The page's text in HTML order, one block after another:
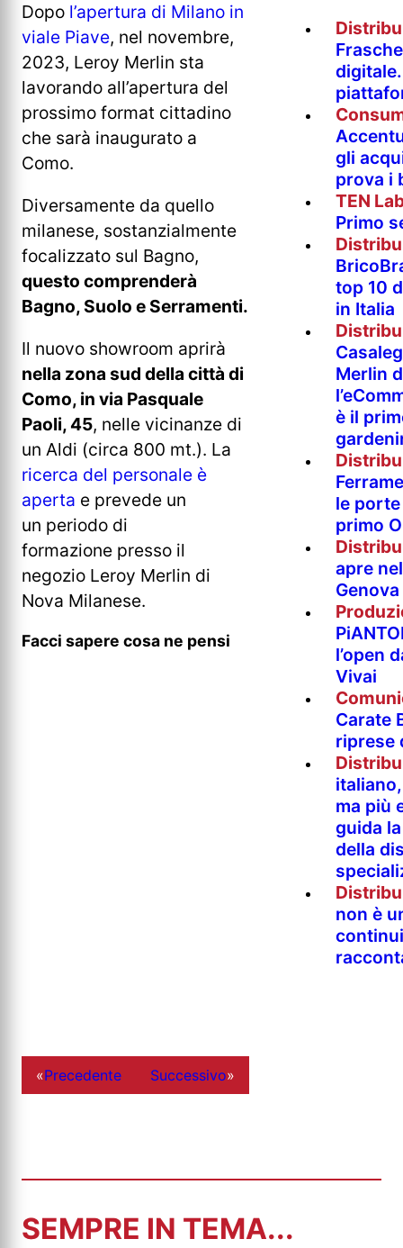
Dopo l’apertura di Milano in
viale Piave, nel novembre,
2023, Leroy Merlin sta
lavorando all’apertura del
prossimo format cittadino
che sarà inaugurato a
Como.
Diversamente da quello
milanese, sostanzialmente
focalizzato sul Bagno,
questo comprenderà
Bagno, Suolo e Serramenti.
Il nuovo showroom aprirà
nella zona sud della città di
Como, in via Pasquale
Paoli, 45, nelle vicinanze di
un Aldi (circa 800 mt.). La
ricerca del personale è
aperta e prevede un
un periodo di
formazione presso il
negozio Leroy Merlin di
Nova Milanese.
Facci sapere cosa ne pensi
«Precedente Successivo»
gli
prova i
TEN
Primo
top 10
in Italia
Merlin
è il
le
primo
apre
Genova
l’open
Vivai
Carate
riprese
ma più
guida
della
non è
SEMPRE IN TEMA...